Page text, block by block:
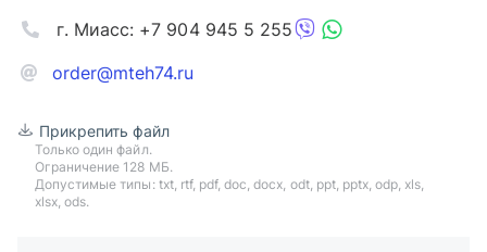
order@mteh74.ru
г. Миасс: +7 904 945 5 255
Прикрепить файл
Только один файл.
Ограничение 128 МБ.
Допустимые типы: txt, rtf, pdf, doc, docx, odt, ppt, pptx, odp, xls,
xlsx, ods.